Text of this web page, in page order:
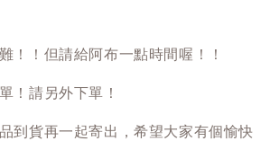
！！但請給阿布一點時間喔！！
！請另外下單！
到貨再一起寄出，希望大家有個愉快